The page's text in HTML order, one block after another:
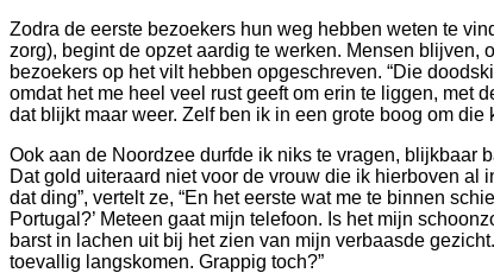
Zodra de eerste bezoekers hun weg hebben weten te
zorg), begint de opzet aardig te werken. Mensen
bezoekers op het vilt hebben opgeschreven. “Die
omdat het me heel veel rust geeft om erin te liggen, met
dat blijkt maar weer. Zelf ben ik in een grote boog om
Ook aan de Noordzee durfde ik niks te vragen, blijkbaar
Dat gold uiteraard niet voor de vrouw die ik hierboven al
dat ding”, vertelt ze, “En het eerste wat me te binnen
Portugal?’ Meteen gaat mijn telefoon. Is het mijn
barst in lachen uit bij het zien van mijn verbaasde
toevallig langskomen. Grappig toch?”